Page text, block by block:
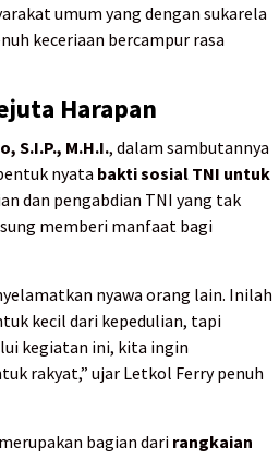
umum yang dengan sukarela
keceriaan bercampur rasa
Harapan
S.I.P., M.H.I., dalam sambutannya
nyata bakti sosial TNI untuk
dan pengabdian TNI yang tak
memberi manfaat bagi
nyawa orang lain. Inilah
kecil dari kepedulian, tapi
kegiatan ini, kita ingin
rakyat,” ujar Letkol Ferry penuh
bagian darirangkaian